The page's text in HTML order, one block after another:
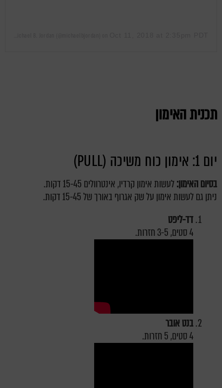
תכנית האימון
יום 1: אימון כוח משיכה (PULL)
בסיום האימון:לעשות אימון קרדיו, אינטרוולים 15-45 דקות.
ניתן גם לעשות אימון על שק אגרוף באורך של 15-45 דקות.
דד-ליפט
4 סטים, 3-5 חזרות.
בנט אובר
4 סטים, 5 חזרות.